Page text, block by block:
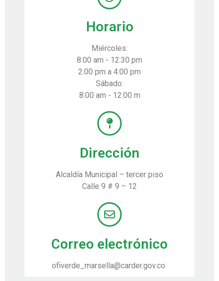
Horario
Miércoles:
8:00 am - 12:30 pm
2:00 pm a 4:00 pm
Sábado:
8:00 am - 12:00 m
Dirección
Alcaldía Municipal – tercer piso
Calle 9 # 9 – 12
Correo electrónico
ofiverde_marsella@carder.gov.co